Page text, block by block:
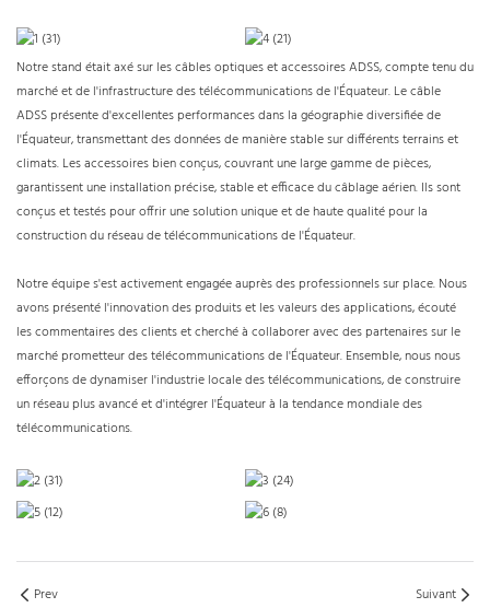
Notre stand était axé sur les câbles optiques et accessoires ADSS, compte tenu du
marché et de l'infrastructure des télécommunications de l'Équateur. Le câble
ADSS présente d'excellentes performances dans la géographie diversifiée de
l'Équateur, transmettant des données de manière stable sur différents terrains et
climats. Les accessoires bien conçus, couvrant une large gamme de pièces,
garantissent une installation précise, stable et efficace du câblage aérien. Ils sont
conçus et testés pour offrir une solution unique et de haute qualité pour la
construction du réseau de télécommunications de l'Équateur.
Notre équipe s'est activement engagée auprès des professionnels sur place. Nous
avons présenté l'innovation des produits et les valeurs des applications, écouté
les commentaires des clients et cherché à collaborer avec des partenaires sur le
marché prometteur des télécommunications de l'Équateur. Ensemble, nous nous
efforçons de dynamiser l'industrie locale des télécommunications, de construire
un réseau plus avancé et d'intégrer l'Équateur à la tendance mondiale des
télécommunications.
Prev Suivant